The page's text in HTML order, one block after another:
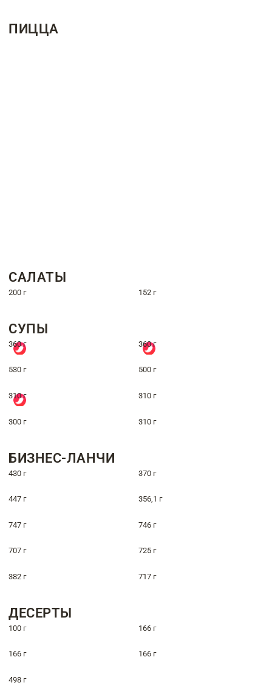
ПИЦЦА
САЛАТЫ
200 г 152 г
СУПЫ
360 г 360 г
530 г 500 г
310 г 310 г
300 г 310 г
БИЗНЕС-ЛАНЧИ
430 г 370 г
447 г 356,1 г
747 г 746 г
707 г 725 г
382 г 717 г
ДЕСЕРТЫ
100 г 166 г
166 г 166 г
498 г